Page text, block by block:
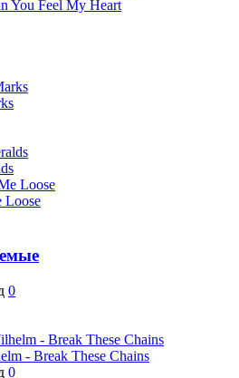
You Feel My Heart
Loose
0
- Break These Chains
0